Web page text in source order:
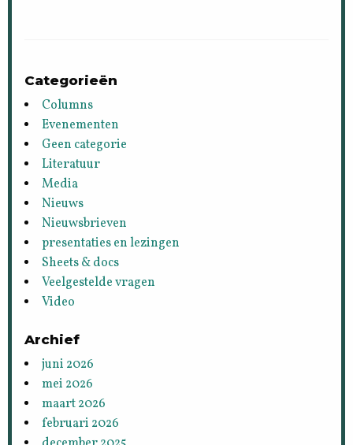
Categorieën
Columns
Evenementen
Geen categorie
Literatuur
Media
Nieuws
Nieuwsbrieven
presentaties en lezingen
Sheets & docs
Veelgestelde vragen
Video
Archief
juni 2026
mei 2026
maart 2026
februari 2026